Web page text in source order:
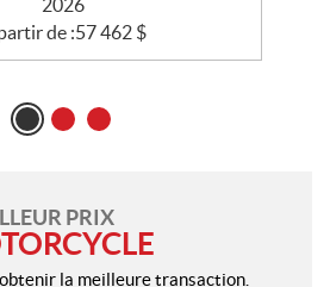
2026
de :57 462 $
PRIX
la meilleure transaction.